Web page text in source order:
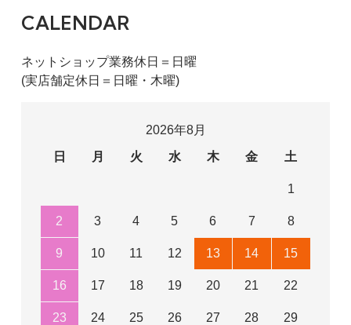
CALENDAR
ネットショップ業務休日＝日曜
(実店舗定休日＝日曜・木曜)
2026年8月
日
月 火 水 木 金 土
1
2 3 4 5 6 7 8
9 10 11 12 13 14 15
16 17 18 19 20 21 22
23 24 25 26 27 28 29